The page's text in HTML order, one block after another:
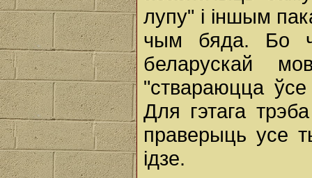
лупу" і іншым
чым бяда. Бо
беларускай
"ствараюцца
Для гэтага
праверыць усе
ідзе.